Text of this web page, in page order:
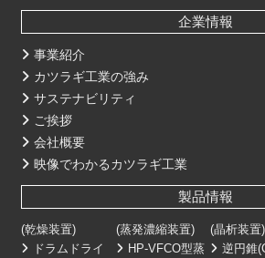
企業情報
事業紹介
カツラギ工業の強み
サステナビリティ
ご挨拶
会社概要
映像でわかるカツラギ工業
製品情報
(乾燥装置)
ドラムドライ
(蒸発濃縮装置)
HP-VFCO型蒸
(晶析装置)
逆円錐